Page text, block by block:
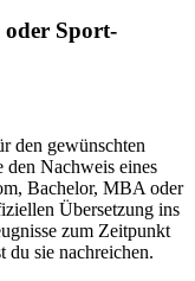
oder Sport-
den gewünschten
den Nachweis eines
Bachelor, MBA oder
Übersetzung ins
zum Zeitpunkt
du sie nachreichen.